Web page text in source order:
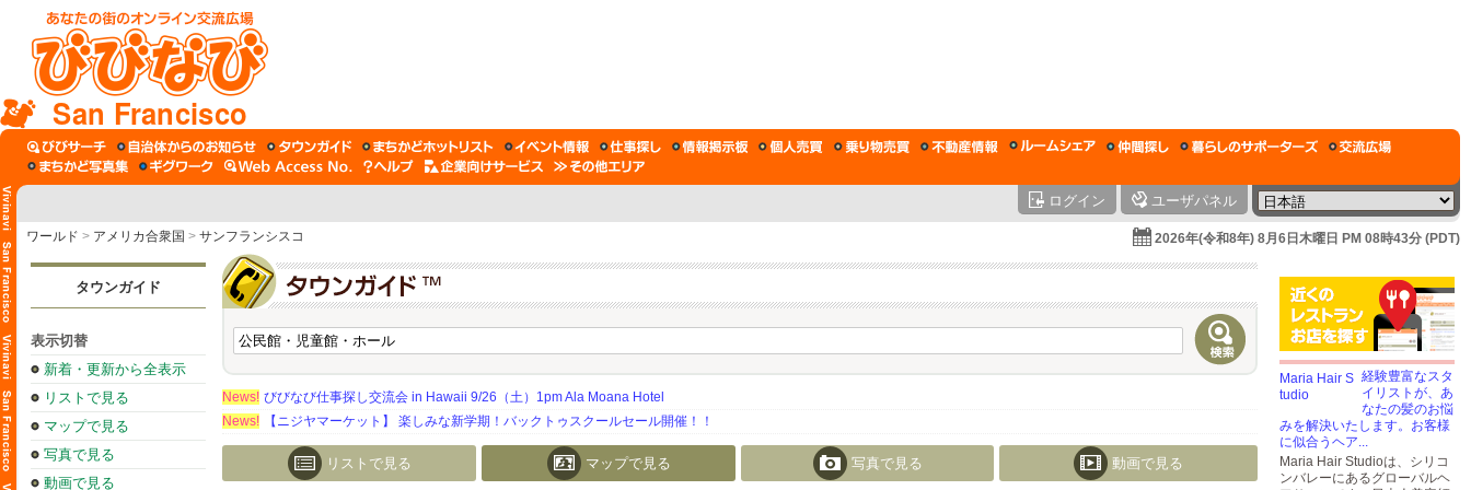
San Francisco
ログイン ユーザパネル
ワールド > アメリカ合衆国 > サンフランシスコ 2026年(令和8年) 8月6日木曜日 PM 08時43分 (PDT)
タウンガイド
表示切替
新着・更新から全表示
リストで見る
マップで見る
写真で見る
動画で見る
News! びびなび仕事探し交流会 in Hawaii 9/26（土）1pm Ala Moana Hotel
News!
【ニジヤマーケット】 楽しみな新学期！バックトゥスクールセール開催！！
リストで見る マップで見る 写真で見る 動画で見る
経験豊富なスタ
イリストが、あ
なたの髪のお悩
みを解決いたします。お客様
に似合うヘア...
Maria Hair Studioは、シリコ
ンバレーにあるグローバルヘ